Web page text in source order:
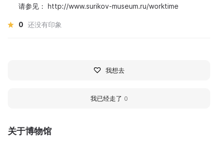
关于博物馆
请参见： http://www.surikov-museum.ru/worktime
0 还没有印象
我想去
我已经走了 0